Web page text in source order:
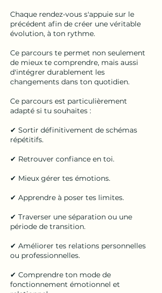
Chaque rendez-vous s'appuie sur le
précédent afin de créer une véritable
évolution, à ton rythme.
Ce parcours te permet non seulement
de mieux te comprendre, mais aussi
d'intégrer durablement les
changements dans ton quotidien.
Ce parcours est particulièrement
adapté si tu souhaites :
✔ Sortir définitivement de schémas
répétitifs.
✔ Retrouver confiance en toi.
✔ Mieux gérer tes émotions.
✔ Apprendre à poser tes limites.
✔ Traverser une séparation ou une
période de transition.
✔ Améliorer tes relations personnelles
ou professionnelles.
✔ Comprendre ton mode de
fonctionnement émotionnel et